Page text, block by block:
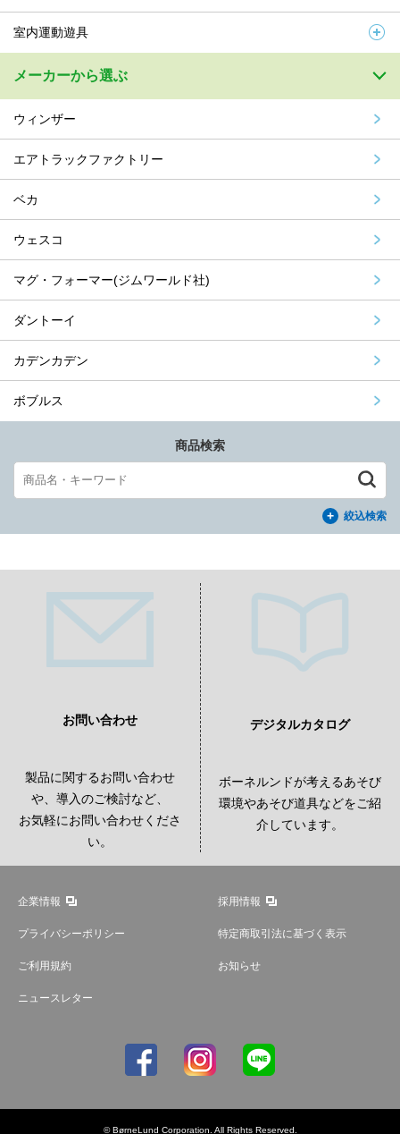
室内運動遊具
メーカーから選ぶ
ウィンザー
エアトラックファクトリー
ベカ
ウェスコ
マグ・フォーマー(ジムワールド社)
ダントーイ
カデンカデン
ボブルス
商品検索
絞込検索
お問い合わせ
製品に関するお問い合わせ
や、導入のご検討など、
お気軽にお問い合わせくださ
い。
デジタルカタログ
ボーネルンドが考えるあそび
環境やあそび道具などをご紹
介しています。
企業情報 採用情報
プライバシーポリシー 特定商取引法に基づく表示
ご利用規約 お知らせ
ニュースレター
© BørneLund Corporation. All Rights Reserved.